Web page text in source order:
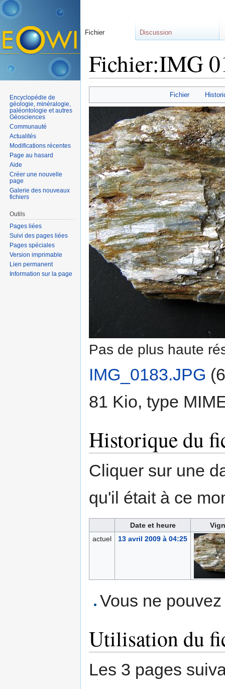
Fichier:IMG
Fichier
Pas de plus haute
IMG_0183.JPG
81 Kio, type
Historique du
Cliquer sur une
qu'il était à ce
Date et heure
actuel
13 avril 2009 à 04:25
Vous ne
Utilisation du
Les 3 pages
Fichier Discussion
Encyclopédie de
géologie, minéralogie,
paléontologie et autres
Géosciences
Communauté
Actualités
Modifications récentes
Page au hasard
Aide
Créer une nouvelle
page
Galerie des nouveaux
fichiers
Outils
Pages liées
Suivi des pages liées
Pages spéciales
Version imprimable
Lien permanent
Information sur la page